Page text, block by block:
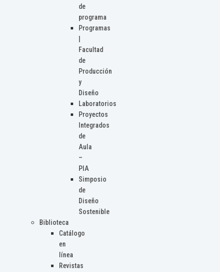
de
programa
Programas
Facultad
de
Producción
y
Diseño
Laboratorios
Proyectos
Integrados
de
Aula
–
PIA
Simposio
de
Diseño
Sostenible
Biblioteca
Catálogo
en
línea
Revistas